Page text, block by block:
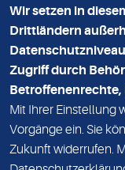
KONTAKT
NEWSLETTER
ADRESSE
MVZ Medizinisches
Essener Straße 108
22419 Hamburg
Wir setzen in
Drittländern
Zugriff durch
Mit Ihrer Einstellung
Vorgänge ein. Sie
Zukunft widerrufen.